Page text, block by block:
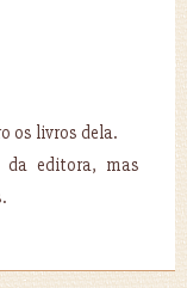
os livros dela.
editora, mas